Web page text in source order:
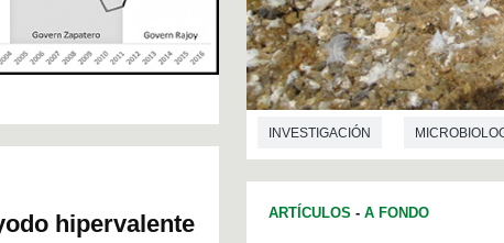
hipervalente
INVESTIGACIÓN
ARTÍCULOS - A FONDO